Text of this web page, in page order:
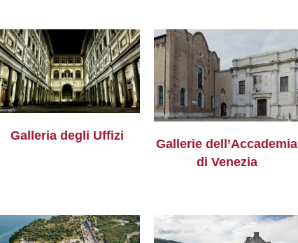
Galleria degli Uffizi
Gallerie dell’Accademia
di Venezia